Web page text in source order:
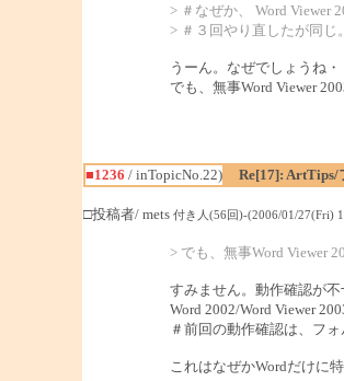
> ＃なぜか、 Word Viewer
> ＃３回やり直したが同じ
うーん。なぜでしょうね・
でも、無事Word Viewer
■1236 / inTopicNo.22)
Re[17]: ArtTips/
□投稿者/ mets 付き人(56回)-(2006/01/27(Fri)
> でも、無事Word Viewer
すみません。動作確認が不
Word 2002/Word Viewer
＃前回の動作確認は、フ
これはなぜかWordだけに